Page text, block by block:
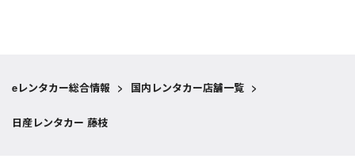
eレンタカー総合情報 > 国内レンタカー店舗一覧 >
日産レンタカー 藤枝